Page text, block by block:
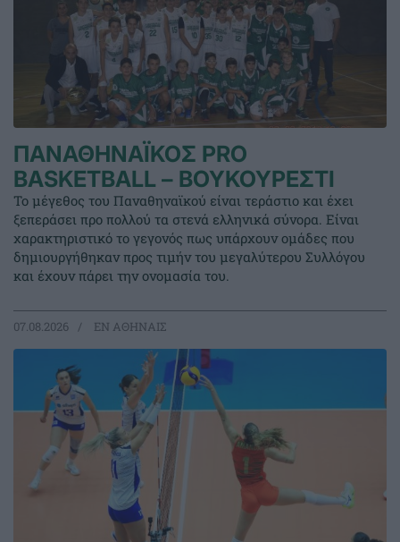
ΠΑΝΑΘΗΝΑΪΚΟΣ PRO
BASKETBALL – ΒΟΥΚΟΥΡΕΣΤΙ
Το μέγεθος του Παναθηναϊκού είναι τεράστιο και έχει
ξεπεράσει προ πολλού τα στενά ελληνικά σύνορα. Είναι
χαρακτηριστικό το γεγονός πως υπάρχουν ομάδες που
δημιουργήθηκαν προς τιμήν του μεγαλύτερου Συλλόγου
και έχουν πάρει την ονομασία του.
07.08.2026 EΝ ΑΘΗΝΑΙΣ